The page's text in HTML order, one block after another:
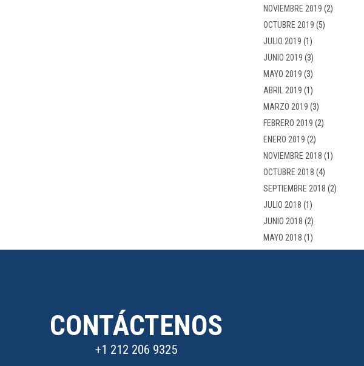
NOVIEMBRE 2019 (2)
OCTUBRE 2019 (5)
JULIO 2019 (1)
JUNIO 2019 (3)
MAYO 2019 (3)
ABRIL 2019 (1)
MARZO 2019 (3)
FEBRERO 2019 (2)
ENERO 2019 (2)
NOVIEMBRE 2018 (1)
OCTUBRE 2018 (4)
SEPTIEMBRE 2018 (2)
JULIO 2018 (1)
JUNIO 2018 (2)
MAYO 2018 (1)
CONTÁCTENOS
+1 212 206 9325